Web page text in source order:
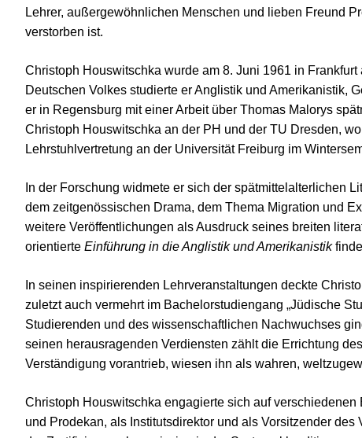
Lehrer, außergewöhnlichen Menschen und lieben Freund
verstorben ist.
Christoph Houswitschka wurde am 8. Juni 1961 in
Deutschen Volkes studierte er Anglistik und Amerikanistik,
er in Regensburg mit einer Arbeit über Thomas Malorys
Christoph Houswitschka an der PH und der TU Dresden,
Lehrstuhlvertretung an der Universität Freiburg im
In der Forschung widmete er sich der spätmittelalterlichen
dem zeitgenössischen Drama, dem Thema Migration und
weitere Veröffentlichungen als Ausdruck seines breiten
orientierte Einführung in die Anglistik und Amerikanistik
In seinen inspirierenden Lehrveranstaltungen deckte
zuletzt auch vermehrt im Bachelorstudiengang „Jüdische
Studierenden und des wissenschaftlichen Nachwuchses
seinen herausragenden Verdiensten zählt die Errichtung
Verständigung vorantrieb, wiesen ihn als wahren,
Christoph Houswitschka engagierte sich auf
und Prodekan, als Institutsdirektor und als Vorsitzender